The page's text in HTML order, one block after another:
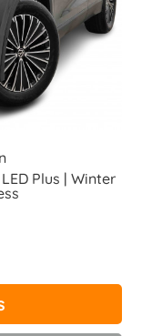
Plus | Winter